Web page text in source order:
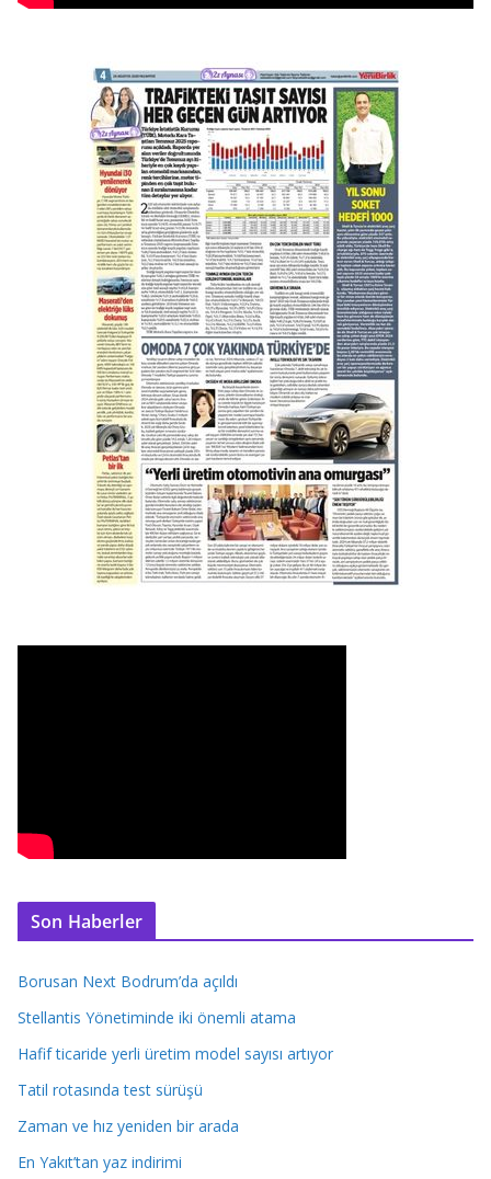
Son Haberler
Borusan Next Bodrum’da açıldı
Stellantis Yönetiminde iki önemli atama
Hafif ticaride yerli üretim model sayısı artıyor
Tatil rotasında test sürüşü
Zaman ve hız yeniden bir arada
En Yakıt’tan yaz indirimi